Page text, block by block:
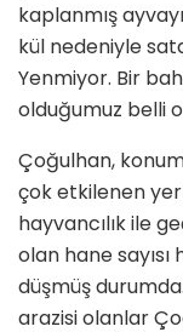
kaplanmış
kül nedeniyle
Yenmiyor. Bir
olduğumuz belli
Çoğulhan,
çok etkilenen
hayvancılık ile
olan hane sayısı
düşmüş
arazisi olanlar